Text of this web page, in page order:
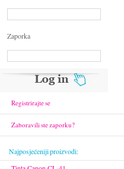
Zaporka
Registrirajte se
Zaboravili ste zaporku?
Najposjećeniji proizvodi: